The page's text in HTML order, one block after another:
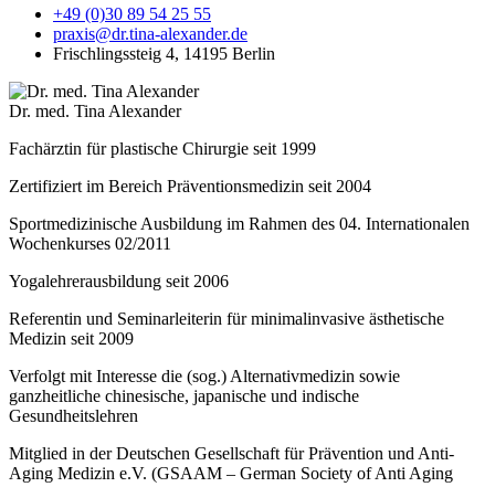
+49 (0)30 89 54 25 55
praxis@dr.tina-alexander.de
Frischlingssteig 4, 14195 Berlin
Dr. med. Tina Alexander
Fachärztin für plastische Chirurgie seit 1999
Zertifiziert im Bereich Präventionsmedizin seit 2004
Sportmedizinische Ausbildung im Rahmen des 04. Internationalen
Wochenkurses 02/2011
Yogalehrerausbildung seit 2006
Referentin und Seminarleiterin für minimalinvasive ästhetische
Medizin seit 2009
Verfolgt mit Interesse die (sog.) Alternativmedizin sowie
ganzheitliche chinesische, japanische und indische
Gesundheitslehren
Mitglied in der Deutschen Gesellschaft für Prävention und Anti-
Aging Medizin e.V. (GSAAM – German Society of Anti Aging